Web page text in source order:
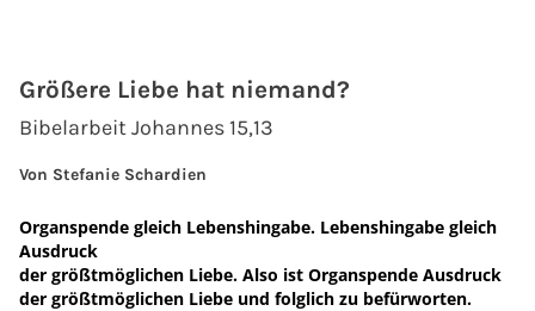
Größere Liebe hat niemand?
Bibelarbeit Johannes 15,13
Von Stefanie Schardien
Organspende gleich Lebenshingabe. Lebenshingabe gleich
Ausdruck
der größtmöglichen Liebe. Also ist Organspende Ausdruck
der größtmöglichen Liebe und folglich zu befürworten.